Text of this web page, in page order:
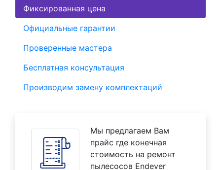
Фиксированная цена
Официальные гарантии
Проверенные мастера
Бесплатная консультация
Производим замену комплектаций
Мы предлагаем Вам
прайс где конечная
стоимость на ремонт
пылесосов Endever